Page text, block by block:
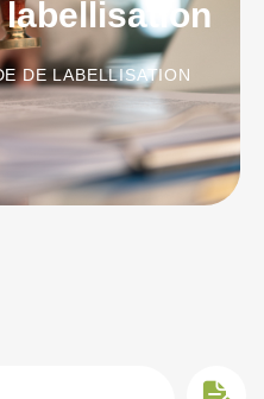
labellisation
DE LABELLISATION